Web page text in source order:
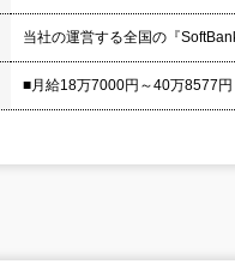
当社の運営する全国の『
■月給18万7000円～40万8577